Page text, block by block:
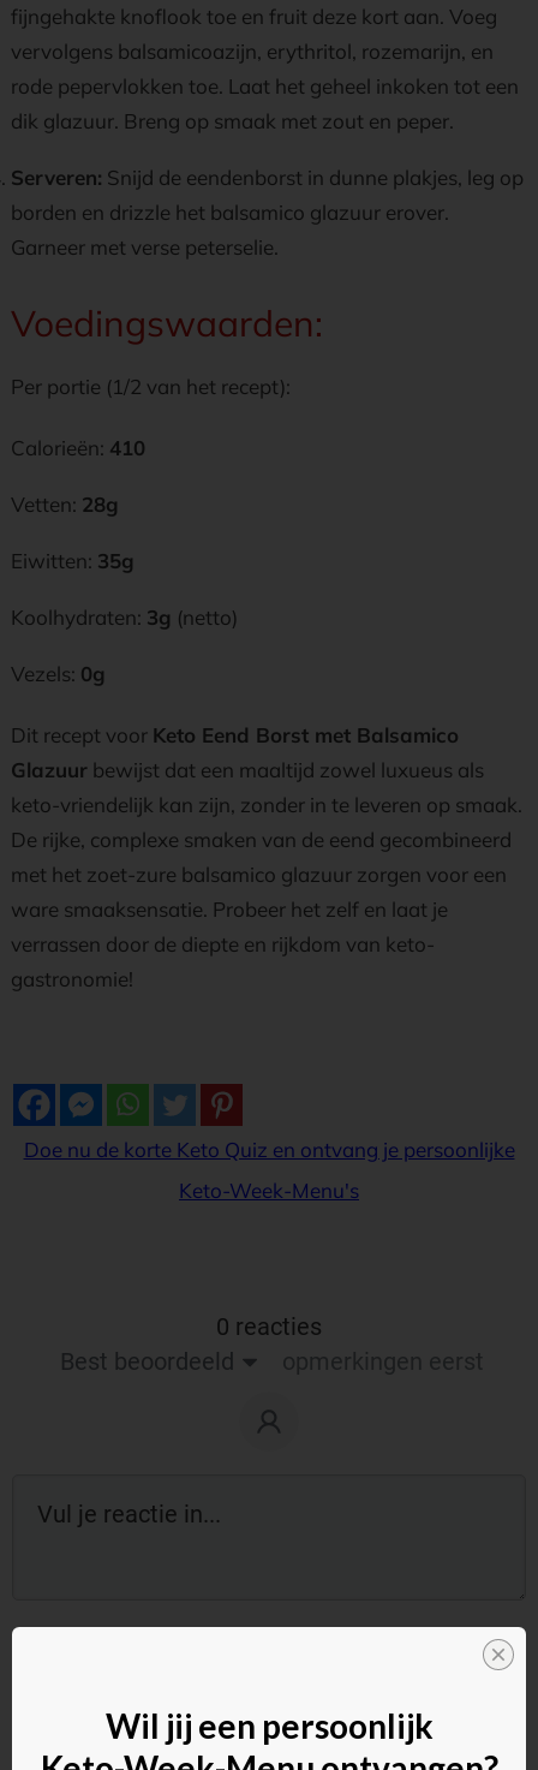
fijngehakte knoflook toe en fruit deze kort aan. Voeg
vervolgens balsamicoazijn, erythritol, rozemarijn, en
rode pepervlokken toe. Laat het geheel inkoken tot een
dik glazuur. Breng op smaak met zout en peper.
Serveren: Snijd de eendenborst in dunne plakjes, leg op
borden en drizzle het balsamico glazuur erover.
Garneer met verse peterselie.
Voedingswaarden:
Per portie (1/2 van het recept):
Calorieën: 410
Vetten: 28g
Eiwitten: 35g
Koolhydraten: 3g (netto)
Vezels: 0g
Dit recept voor Keto Eend Borst met Balsamico
Glazuur bewijst dat een maaltijd zowel luxueus als
keto-vriendelijk kan zijn, zonder in te leveren op smaak.
De rijke, complexe smaken van de eend gecombineerd
met het zoet-zure balsamico glazuur zorgen voor een
ware smaaksensatie. Probeer het zelf en laat je
verrassen door de diepte en rijkdom van keto-
gastronomie!
Doe nu de korte Keto Quiz en ontvang je persoonlijke
Keto-Week-Menu's
0 reacties
Best beoordeeld
opmerkingen eerst
Reageer als gast:
Wil jij een persoonlijk